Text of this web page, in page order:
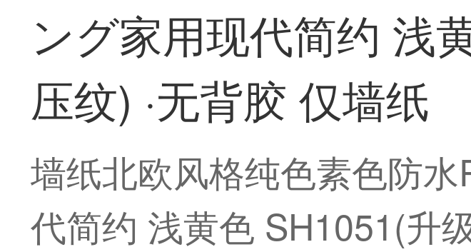
ング家用现代简约 浅
压纹) ·无背胶 仅墙纸
墙纸北欧风格纯色素色防
代简约 浅黄色 SH1051(升